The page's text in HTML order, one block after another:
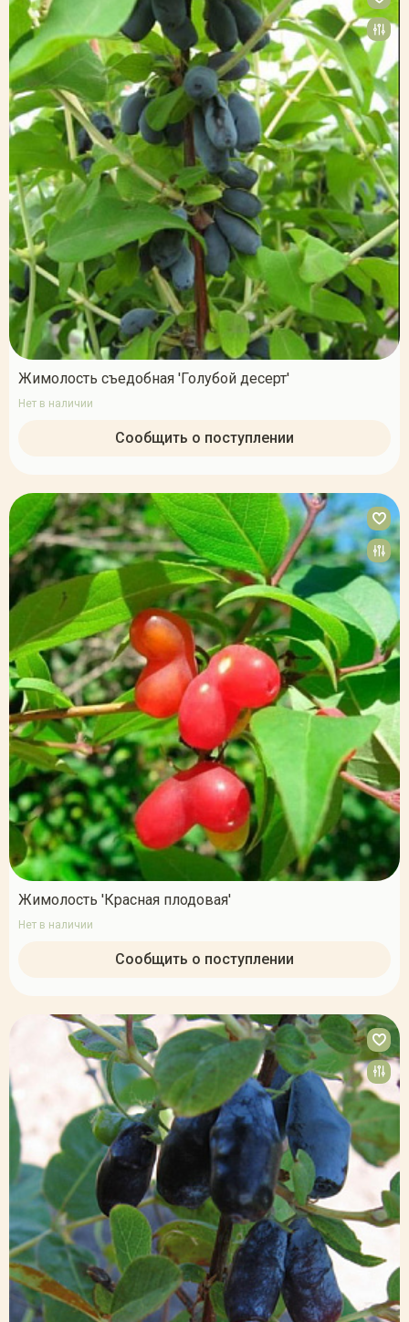
Жимолость съедобная 'Голубой десерт'
Нет в наличии
Сообщить о поступлении
Жимолость 'Красная плодовая'
Нет в наличии
Сообщить о поступлении